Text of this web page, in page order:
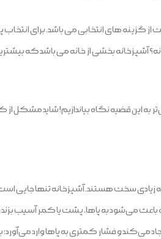
گزینه های انتخابی می باشد. برای
آشپزخانه بخشی از خانه می باشد که
این قضیه نگاه بیاندازیم! شاید مشکل از
سخت هستند. آشپزخانه تنها جایی است
می‌شود به پاها، پشت یا کمر آسیب بزند و
و فشار کمتری به پا‌ها وارد می‌آورد؛